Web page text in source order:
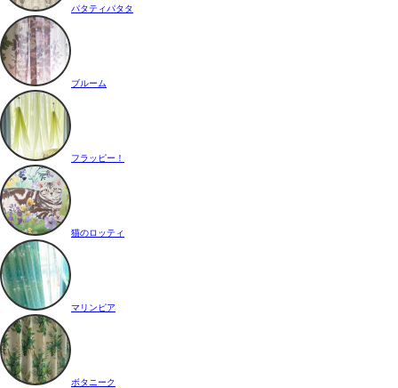
パタティパタタ
ブルーム
フラッピー！
猫のロッティ
マリンピア
ボタニーク